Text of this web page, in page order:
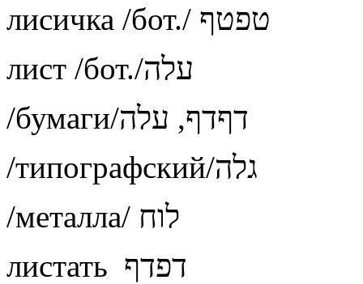
лисичка /бот./ טפטף
лист /бот./עלה
/бумаги/דףדף, עלה
/типографский/גלה
/металла/ לוח
листать דפדף